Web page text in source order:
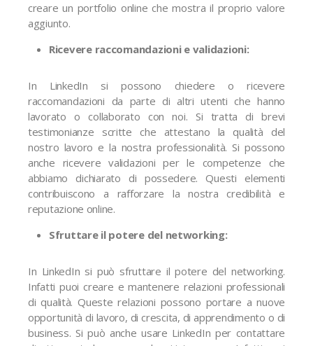
creare un portfolio online che mostra il proprio valore
aggiunto.
Ricevere raccomandazioni e validazioni:
In LinkedIn si possono chiedere o ricevere
raccomandazioni da parte di altri utenti che hanno
lavorato o collaborato con noi. Si tratta di brevi
testimonianze scritte che attestano la qualità del
nostro lavoro e la nostra professionalità. Si possono
anche ricevere validazioni per le competenze che
abbiamo dichiarato di possedere. Questi elementi
contribuiscono a rafforzare la nostra credibilità e
reputazione online.
Sfruttare il potere del networking:
In LinkedIn si può sfruttare il potere del networking.
Infatti puoi creare e mantenere relazioni professionali
di qualità. Queste relazioni possono portare a nuove
opportunità di lavoro, di crescita, di apprendimento o di
business. Si può anche usare LinkedIn per contattare